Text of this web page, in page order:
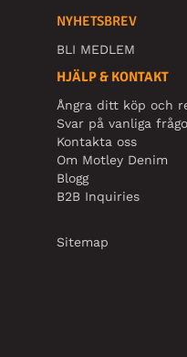
NYHETSBREV
BLI MEDLEM
HJÄLP & KONTAKT
Ångra ditt köp och
Svar på vanliga
Kontakta oss
Om Motley Denim
Blogg
B2B Inquiries
Sitemap